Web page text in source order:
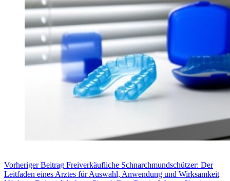
VorherigerBeitrag Freiverkäufliche Schnarchmundschützer: Der
Leitfaden eines Arztes für Auswahl, Anwendung und Wirksamkeit